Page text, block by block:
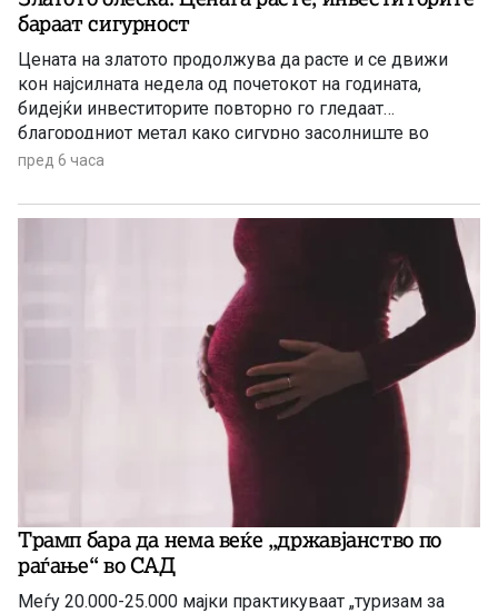
бараат сигурност
Цената на златото продолжува да расте и се движи
кон најсилната недела од почетокот на годината,
бидејќи инвеститорите повторно го гледаат
благородниот метал како сигурно засолниште во
услови на глобална економска неизвесност.
пред 6 часа
Трамп бара да нема веќе „државјанство по
раѓање“ во САД
Меѓу 20.000-25.000 мајки практикуваат „туризам за